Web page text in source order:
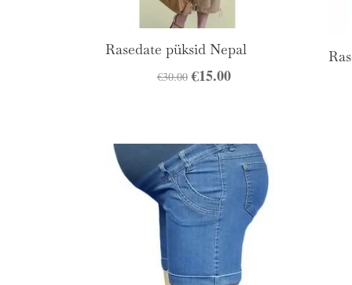
Rasedate püksid Nepal
€30.00 Algne
€30.00.
€15.00Praegune
€15.00.